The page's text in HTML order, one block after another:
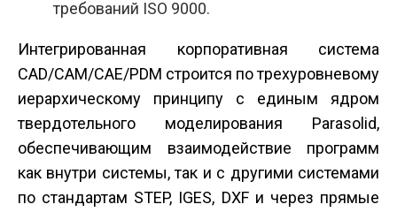
требований ISO 9000.
Интегрированная корпоративная система
CAD/CAM/CAE/PDM строится по трехуровневому
иерархическому принципу с единым ядром
твердотельного моделирования Parasolid,
обеспечивающим взаимодействие программ
как внутри системы, так и с другими системами
по стандартам STEP, IGES, DXF и через прямые